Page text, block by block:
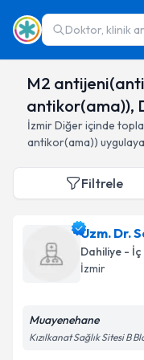
Doktor, klinik
M2
antikor(ama)),
İzmirDiğeriçinde
antikor(ama))
Filtrele
Uzm. Dr.
Dahiliye - İç
İzmir
Muayenehane
Kızılkanat Sağlık Sitesi B